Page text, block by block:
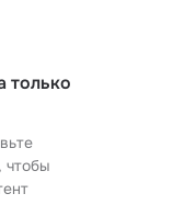
только
чтобы